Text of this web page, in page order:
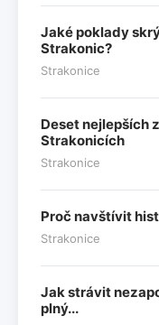
Jaké poklady
Strakonic?
Strakonice
Deset nejlepších
Strakonicích
Strakonice
Proč navštívit
Strakonice
Jak strávit
plný...